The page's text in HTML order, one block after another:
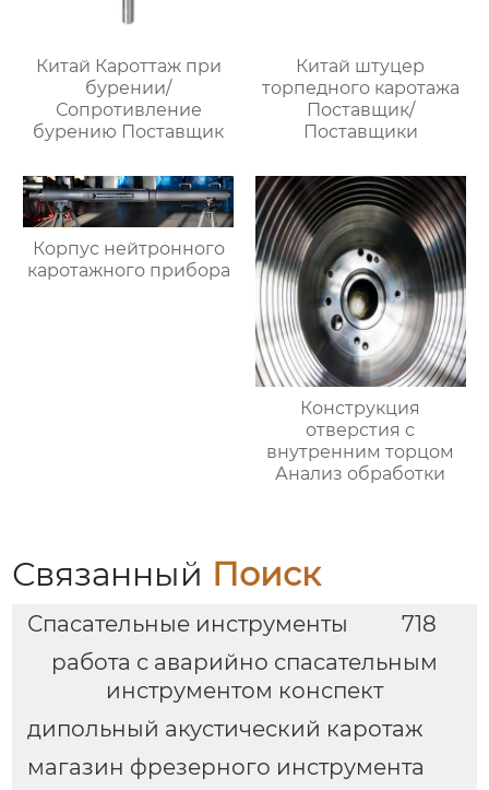
Китай Кароттаж при
бурении/
Сопротивление
бурению Поставщик
Китай штуцер
торпедного каротажа
Поставщик/
Поставщики
Корпус нейтронного
каротажного прибора
Конструкция
отверстия с
внутренним торцом
Анализ обработки
Связанный Поиск
Спасательные инструменты
718
работа с аварийно спасательным
инструментом конспект
дипольный акустический каротаж
магазин фрезерного инструмента